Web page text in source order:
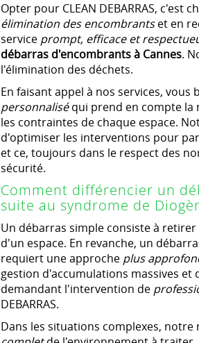
Opter pour CLEAN DEBARRAS, c'est
élimination des encombrantset en
service prompt, efficace et
débarras d'encombrants à Cannes.
l'élimination des déchets.
En faisant appel à nos services,
personnaliséqui prend en compte la
les contraintes de chaque espace.
d'optimiser les interventions pour
et ce, toujours dans le respect des
sécurité.
Comment différencier un
suite au syndrome de
Un débarras simple consiste à
d'un espace. En revanche, un
requiert une approche plus
gestion d'accumulations massives et
demandant l'intervention de
DEBARRAS.
Dans les situations complexes,